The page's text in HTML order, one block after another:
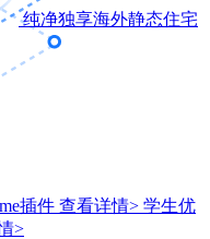
纯净独享海外静态住宅
插件 查看详情> 学生优
>